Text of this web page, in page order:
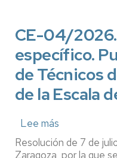
de
Negociado
de
Apoyo,
Área
Secertaría,
Unidad
CE-04/
específico.
de Técnicos
de la Escala
Lee más
CE-
04/2026.
Resolución de 7 de
Zaragoza, por la que